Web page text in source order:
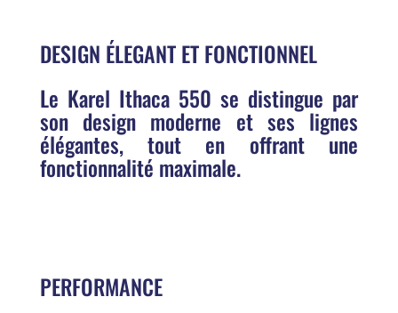
DESIGN ÉLEGANT ET FONCTIONNEL
Le Karel Ithaca 550 se distingue par
son design moderne et ses lignes
élégantes, tout en offrant une
fonctionnalité maximale.
PERFORMANCE